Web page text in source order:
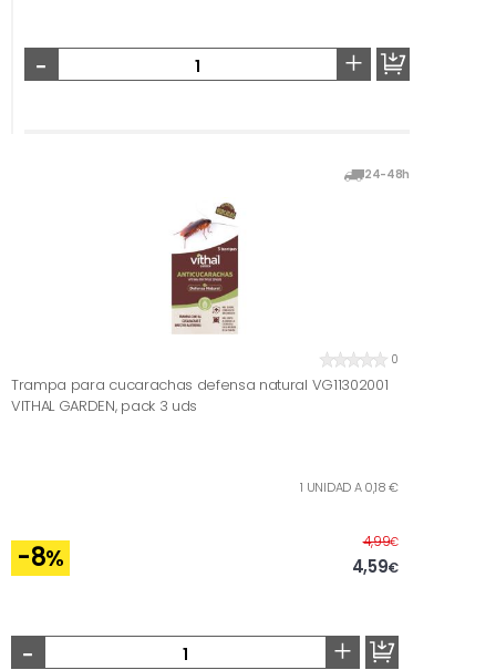
- +
24-48h
0
Trampa para cucarachas defensa natural VG11302001
VITHAL GARDEN, pack 3 uds
1 UNIDAD A 0,18 €
-8%
4,99€Before
4,59€
- +